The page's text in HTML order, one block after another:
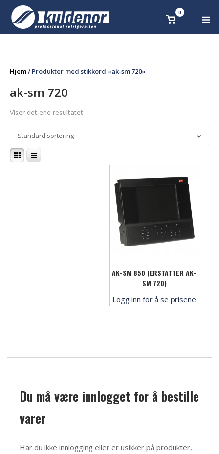
content
Se 0
Hjem/ Produkter med stikkord «ak-sm 720»
ak-sm 720
Viser det ene resultatet
Standard sortering
AK-SM 850 (ERSTATTER AK-
SM 720)
Logg inn for å se prisene
Du må være innlogget for å bestille
varer
Har du ikke innlogging eller er usikker på produkter,